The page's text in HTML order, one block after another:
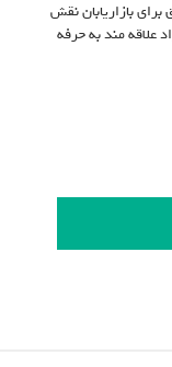
بازاریابان نقش
علاقه مند به حرفه